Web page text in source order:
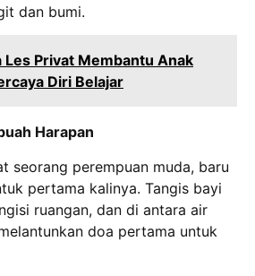
dan bumi.
Les Privat Membantu Anak
Diri Belajar
Harapan
seorang perempuan muda, baru
pertama kalinya. Tangis bayi
ruangan, dan di antara air
doa pertama untuk